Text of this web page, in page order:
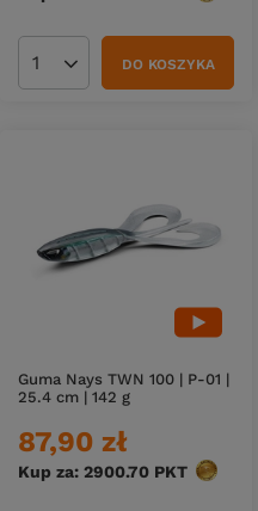
Ilość produktówDO KOSZYKA
Guma Nays TWN 100 | P-01 |
25.4 cm | 142 g
87,90 zł
Kup za: 2900.70 PKT